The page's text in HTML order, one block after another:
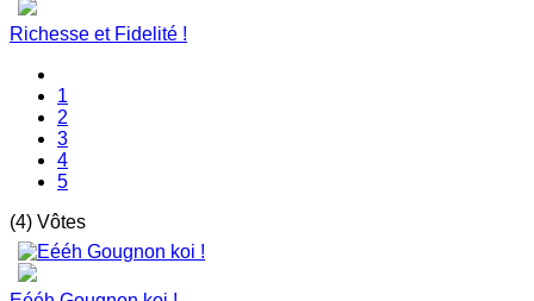
Richesse et Fidelité !
1
2
3
4
5
(4) Vôtes